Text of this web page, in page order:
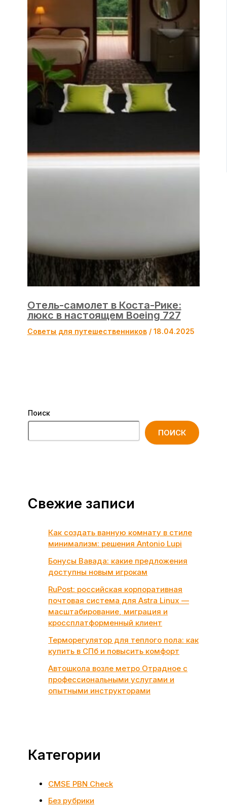
Отель-самолет в Коста-Рике:
люкс в настоящем Boeing 727
Советы для путешественников/ 18.04.2025
Поиск
ПОИСК
Свежие записи
Как создать ванную комнату в стиле
минимализм: решения Antonio Lupi
Бонусы Вавада: какие предложения
доступны новым игрокам
RuPost: российская корпоративная
почтовая система для Astra Linux —
масштабирование, миграция и
кроссплатформенный клиент
Терморегулятор для теплого пола: как
купить в СПб и повысить комфорт
Автошкола возле метро Отрадное с
профессиональными услугами и
опытными инструкторами
Категории
CMSE PBN Check
Без рубрики